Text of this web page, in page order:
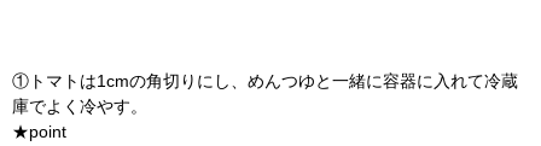
①トマトは1cmの角切りにし、めんつゆと一緒に容器に入れて冷蔵
庫でよく冷やす。
★point